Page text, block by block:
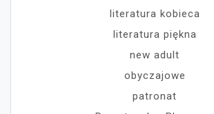
literatura kobieca
literatura piękna
new adult
obyczajowe
patronat